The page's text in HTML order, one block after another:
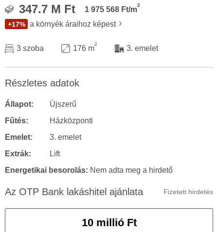
347.7 M Ft 1 975 568 Ft/m
2
+17% a környék áraihoz képest
3 szoba 176 m
2
3. emelet
Részletes adatok
Állapot:
Újszerű
Fűtés:
Házközponti
Emelet:
3. emelet
Extrák:
Lift
Energetikai besorolás: Nem adta meg a hirdető
Az OTP Bank lakáshitel ajánlata Fizetett hirdetés
10 millió Ft